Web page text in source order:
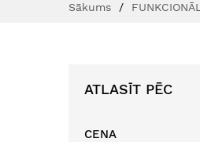
Sākums
ATLASĪT PĒC
CENA